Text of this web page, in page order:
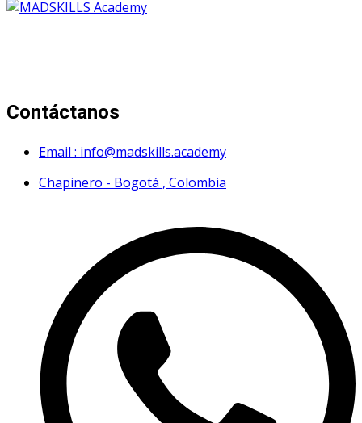
Contáctanos
Email : info@madskills.academy
Chapinero - Bogotá , Colombia